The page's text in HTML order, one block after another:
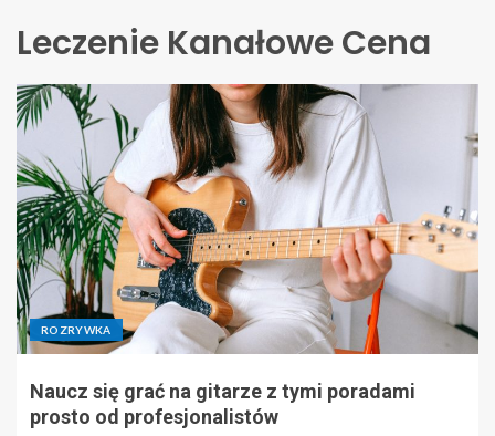
Leczenie Kanałowe Cena
ROZRYWKA
Naucz się grać na gitarze z tymi poradami
prosto od profesjonalistów